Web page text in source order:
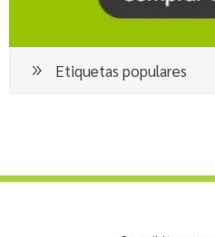
Etiquetas populares